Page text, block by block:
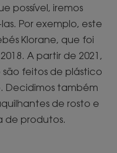
possível, iremos
Por exemplo, este
Klorane, que foi
A partir de 2021,
feitos de plástico
Decidimos também
de rosto e
de produtos.